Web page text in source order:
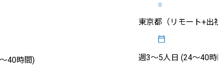
40時間)
東京都（リモート+出
週3〜5人日 (24〜40時